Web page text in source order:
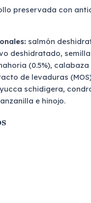
preservada con
salmón
deshidratado,
(0.5%),
de levaduras
schidigera,
e hinojo.